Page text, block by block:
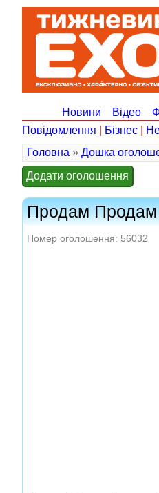
Новини Відео
Повідомлення
Бізнес
Головна » Дошка
Додати оголошення
Продам
Номер оголошення: 56032